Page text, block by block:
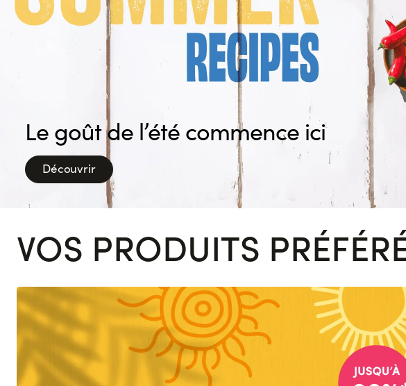
Le goût de l’été commence ici
Découvrir
VOS PRODUITS